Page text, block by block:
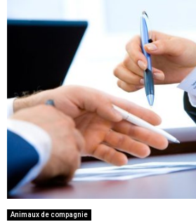
Animaux de compagnie